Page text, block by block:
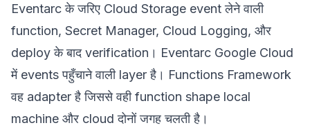
Eventarc के जरिए Cloud Storage event लेने वाली
function, Secret Manager, Cloud Logging, और
deploy के बाद verification। Eventarc Google Cloud
में events पहुँचाने वाली layer है। Functions Framework
वह adapter है जिससे वही function shape local
machine और cloud दोनों जगह चलती है।